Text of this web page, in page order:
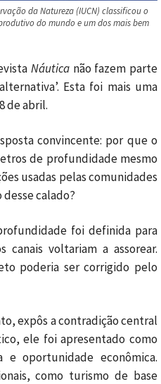
da Natureza (IUCN) classificou o
do mundo e um dos mais bem
Náutica não fazem parte
Esta foi mais uma
de abril.
convincente: por que o
de profundidade mesmo
usadas pelas comunidades
calado?
foi definida para
voltariam a assorear.
poderia ser corrigido pelo
expôs a contradição central
ele foi apresentado como
oportunidade econômica.
como turismo de base